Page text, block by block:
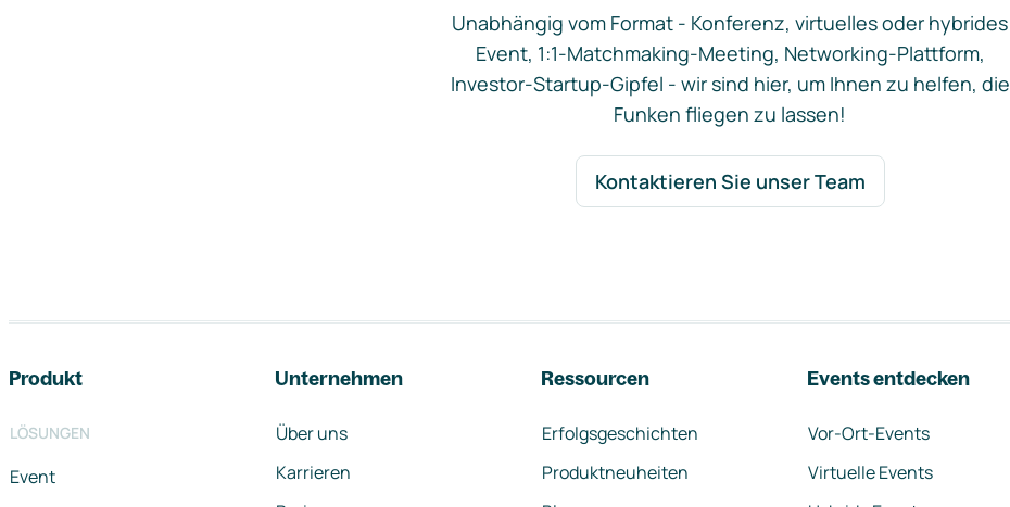
Unabhängig vom Format - Konferenz, virtuelles oder hybrides
Event, 1:1-Matchmaking-Meeting, Networking-Plattform,
Investor-Startup-Gipfel - wir sind hier, um Ihnen zu helfen, die
Funken fliegen zu lassen!
Kontaktieren Sie unser Team
Produkt
LÖSUNGEN
Event
Unternehmen
Über uns
Karrieren
Ressourcen
Erfolgsgeschichten
Produktneuheiten
Events entdecken
Vor-Ort-Events
Virtuelle Events